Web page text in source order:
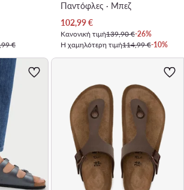
€
Παντόφλες · Μπεζ
Τρέχουσα τιμή
102,99€
Κανονική τιμή139,90 €-26%
Η χαμηλότερη τιμή114,99 €-10%